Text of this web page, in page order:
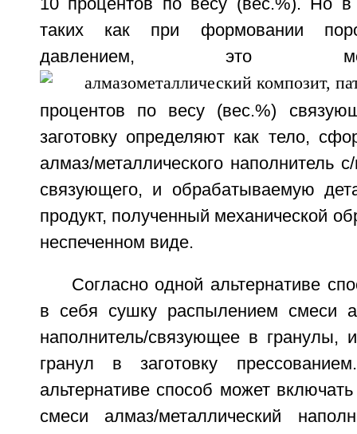
10 процентов по весу (вес.%). Но в
таких как при формовании
давлением, это
процентов по весу (вес.%)
заготовку определяют как тело,
алмаз/металлического наполнитель
связующего, и обрабатываемую
продукт, полученный механической
неспеченном виде.
Согласно одной альтернативе
в себя сушку распылением смеси
наполнитель/связующее в гранулы,
гранул в заготовку
альтернативе способ может
смеси алмаз/металлический